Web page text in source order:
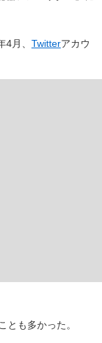
4月、 Twitterアカウ
とも多かった。